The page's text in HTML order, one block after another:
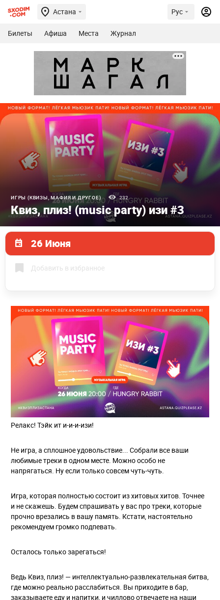
Астана Рус
Билеты Афиша Места Журнал
ИГРЫ (КВИЗЫ, МАФИЯ И ДРУГОЕ) 232
Квиз, плиз! (music party) изи #3
26 Июня
Добавить в избранное
Релакс! Тэйк ит и-и-и-изи!
Не игра, а сплошное удовольствие... Собрали все ваши
любимые треки в одном месте. Можно особо не
напрягаться. Ну если только совсем чуть-чуть.
Игра, которая полностью состоит из хитовых хитов. Точнее
и не скажешь. Будем спрашивать у вас про треки, которые
прочно врезались в вашу память. Кстати, настоятельно
рекомендуем громко подпевать.
Осталось только зарегаться!
Ведь Квиз, плиз! — интеллектуально-развлекательная битва,
где можно реально расслабиться. Вы приходите в бар,
заказываете еду и напитки, и чиллово отвечаете на наши